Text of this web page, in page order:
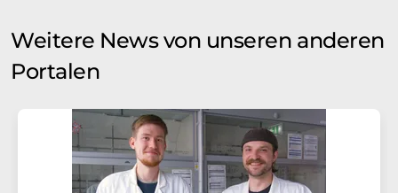
Weitere News von unseren anderen
Portalen